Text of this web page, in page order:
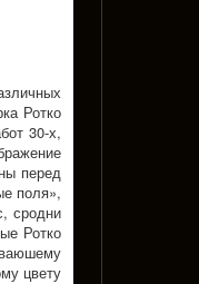
Ротко
30-х,
перед
поля»,
сродни
Ротко
цвету